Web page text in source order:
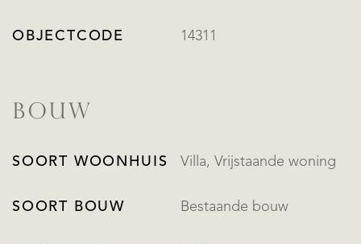
OBJECTCODE 14311
BOUW
SOORT WOONHUIS Villa, Vrijstaande woning
SOORT BOUW Bestaande bouw